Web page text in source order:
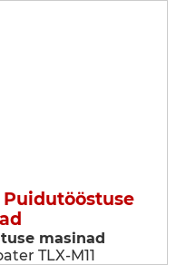
masinad
TLX-M11